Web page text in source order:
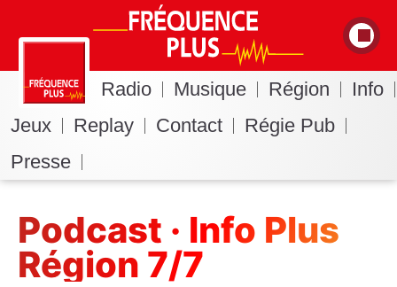
Radio Musique Région
Info
Jeux
Replay Contact
Régie Pub
Presse
Podcast · Info Plus
Région 7/7